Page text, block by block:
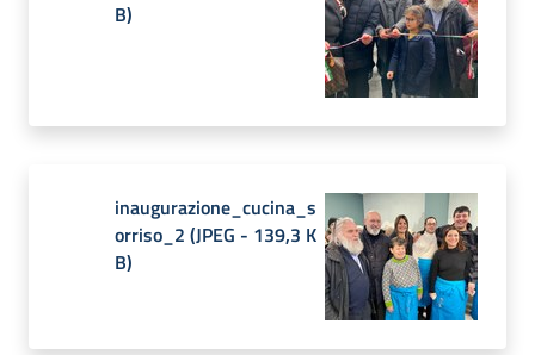
B)
inaugurazione_cucina_s
orriso_2 (JPEG - 139,3 K
B)